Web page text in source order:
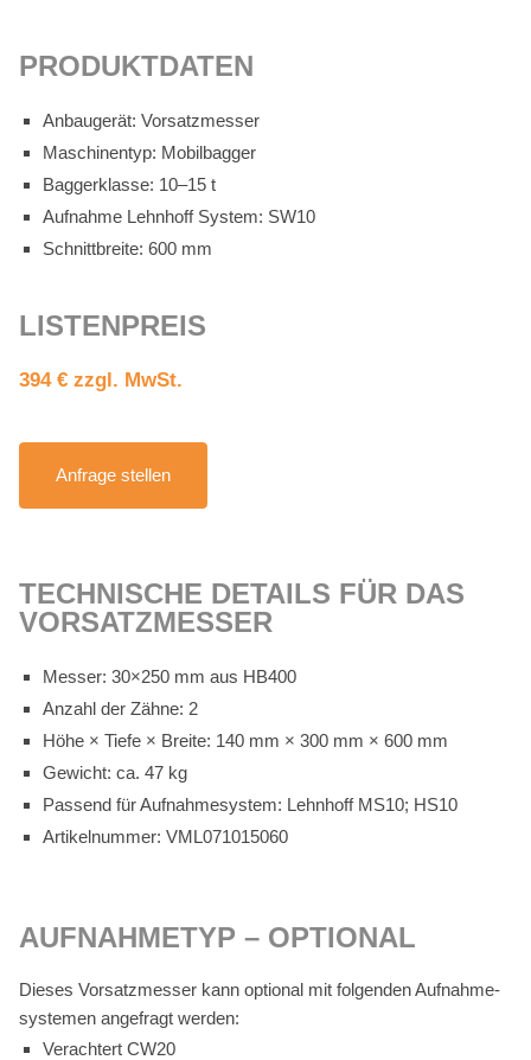
PRO­DUKT­DA­TEN
An­bau­ge­rät: Vor­satz­mes­ser
Ma­schi­nen­typ: Mo­bil­bag­ger
Bag­ger­klas­se: 10–15 t
Auf­nah­me Lehn­hoff Sys­tem: SW10
Schnitt­brei­te: 600 mm
LIS­TEN­PREIS
394 € zzgl. MwSt.
An­fra­ge stel­len
TECH­NI­SCHE DE­TAILS FÜR DAS
VOR­SATZ­MES­SER
Mes­ser: 30×250 mm aus HB400
An­zahl der Zäh­ne: 2
Höhe × Tie­fe × Brei­te: 140 mm × 300 mm × 600 mm
Ge­wicht: ca. 47 kg
Pas­send für Auf­nah­me­sys­tem: Lehn­hoff MS10; HS10
Ar­ti­kel­num­mer: VML071015060
AUF­NAH­ME­TYP – OP­TIO­NAL
Die­ses Vor­satz­mes­ser kann op­tio­nal mit fol­gen­den Auf­nah­me­
sys­te­men an­ge­fragt wer­den:
Ver­ach­tert CW20